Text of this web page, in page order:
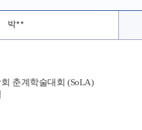
박**
춘계학술대회 (SoLA)